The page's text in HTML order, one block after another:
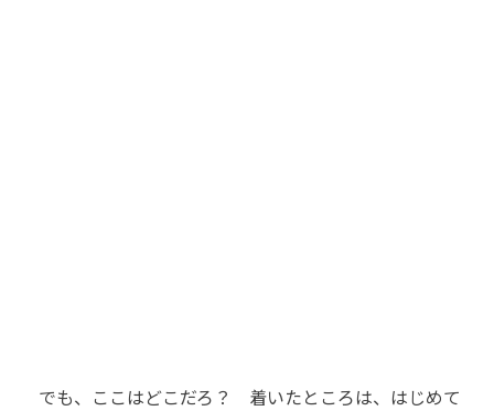
でも、ここはどこだろ？ 着いたところは、はじめて